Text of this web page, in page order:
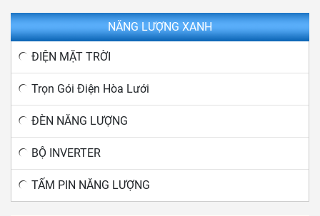
NĂNG LƯỢNG XANH
ĐIỆN MẶT TRỜI
Trọn Gói Điện Hòa Lưới
ĐÈN NĂNG LƯỢNG
BỘ INVERTER
TẤM PIN NĂNG LƯỢNG